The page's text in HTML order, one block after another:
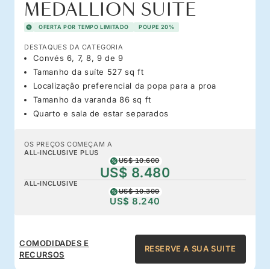
MEDALLION SUITE
OFERTA POR TEMPO LIMITADO POUPE 20%
DESTAQUES DA CATEGORIA
Convés 6, 7, 8, 9 de 9
Tamanho da suíte 527 sq ft
Localização preferencial da popa para a proa
Tamanho da varanda 86 sq ft
Quarto e sala de estar separados
OS PREÇOS COMEÇAM A
ALL-INCLUSIVE PLUS
US$ 10.600
US$ 8.480
ALL-INCLUSIVE
US$ 10.300
US$ 8.240
COMODIDADES E
RECURSOS
RESERVE A SUA SUITE